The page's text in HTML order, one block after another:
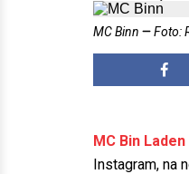
MC Binn Foto:
MC Bin Laden
Instagram, na